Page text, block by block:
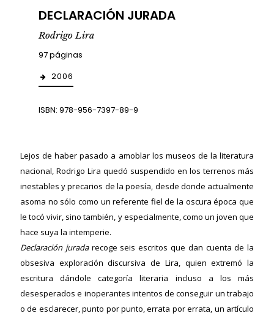
DECLARACIÓN JURADA
Rodrigo Lira
97 páginas
2006
ISBN: 978-956-7397-89-9
Lejos de haber pasado a amoblar los museos de la literatura
nacional, Rodrigo Lira quedó suspendido en los terrenos más
inestables y precarios de la poesía, desde donde actualmente
asoma no sólo como un referente fiel de la oscura época que
le tocó vivir, sino también, y especialmente, como un joven que
hace suya la intemperie.
Declaración juradarecoge seis escritos que dan cuenta de la
obsesiva exploración discursiva de Lira, quien extremó la
escritura dándole categoría literaria incluso a los más
desesperados e inoperantes intentos de conseguir un trabajo
o de esclarecer, punto por punto, errata por errata, un artículo